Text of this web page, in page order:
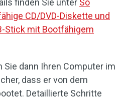
CD/DVD-Diskette und
Stick mit Bootfähigem
Sie dann Ihren Computer im
dass er von dem
Detaillierte Schritte